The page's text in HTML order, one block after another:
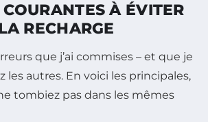
COURANTES À ÉVITER
RECHARGE
que j’ai commises – et que je
les autres. En voici les principales,
tombiez pas dans les mêmes